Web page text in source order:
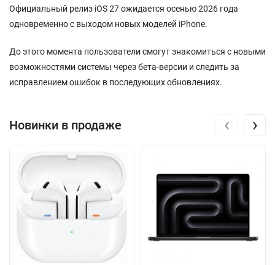
Официальный релиз iOS 27 ожидается осенью 2026 года
одновременно с выходом новых моделей iPhone.
До этого момента пользователи смогут знакомиться с новыми
возможностями системы через бета-версии и следить за
исправлением ошибок в последующих обновлениях.
Новинки в продаже ‹ ›